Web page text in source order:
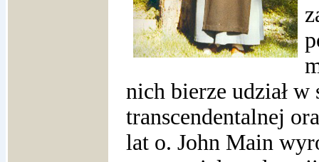
nich bierze udział w
transcendentalnej
lat o. John Main